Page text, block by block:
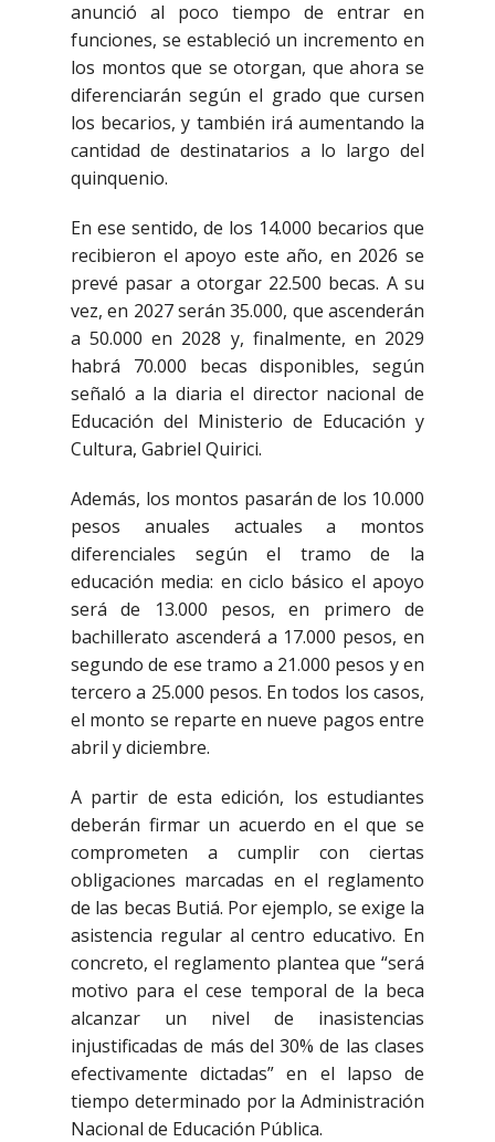
anunció al poco tiempo de entrar en
funciones, se estableció un incremento en
los montos que se otorgan, que ahora se
diferenciarán según el grado que cursen
los becarios, y también irá aumentando la
cantidad de destinatarios a lo largo del
quinquenio.
En ese sentido, de los 14.000 becarios que
recibieron el apoyo este año, en 2026 se
prevé pasar a otorgar 22.500 becas. A su
vez, en 2027 serán 35.000, que ascenderán
a 50.000 en 2028 y, finalmente, en 2029
habrá 70.000 becas disponibles, según
señaló a la diaria el director nacional de
Educación del Ministerio de Educación y
Cultura, Gabriel Quirici.
Además, los montos pasarán de los 10.000
pesos anuales actuales a montos
diferenciales según el tramo de la
educación media: en ciclo básico el apoyo
será de 13.000 pesos, en primero de
bachillerato ascenderá a 17.000 pesos, en
segundo de ese tramo a 21.000 pesos y en
tercero a 25.000 pesos. En todos los casos,
el monto se reparte en nueve pagos entre
abril y diciembre.
A partir de esta edición, los estudiantes
deberán firmar un acuerdo en el que se
comprometen a cumplir con ciertas
obligaciones marcadas en el reglamento
de las becas Butiá. Por ejemplo, se exige la
asistencia regular al centro educativo. En
concreto, el reglamento plantea que “será
motivo para el cese temporal de la beca
alcanzar un nivel de inasistencias
injustificadas de más del 30% de las clases
efectivamente dictadas” en el lapso de
tiempo determinado por la Administración
Nacional de Educación Pública.